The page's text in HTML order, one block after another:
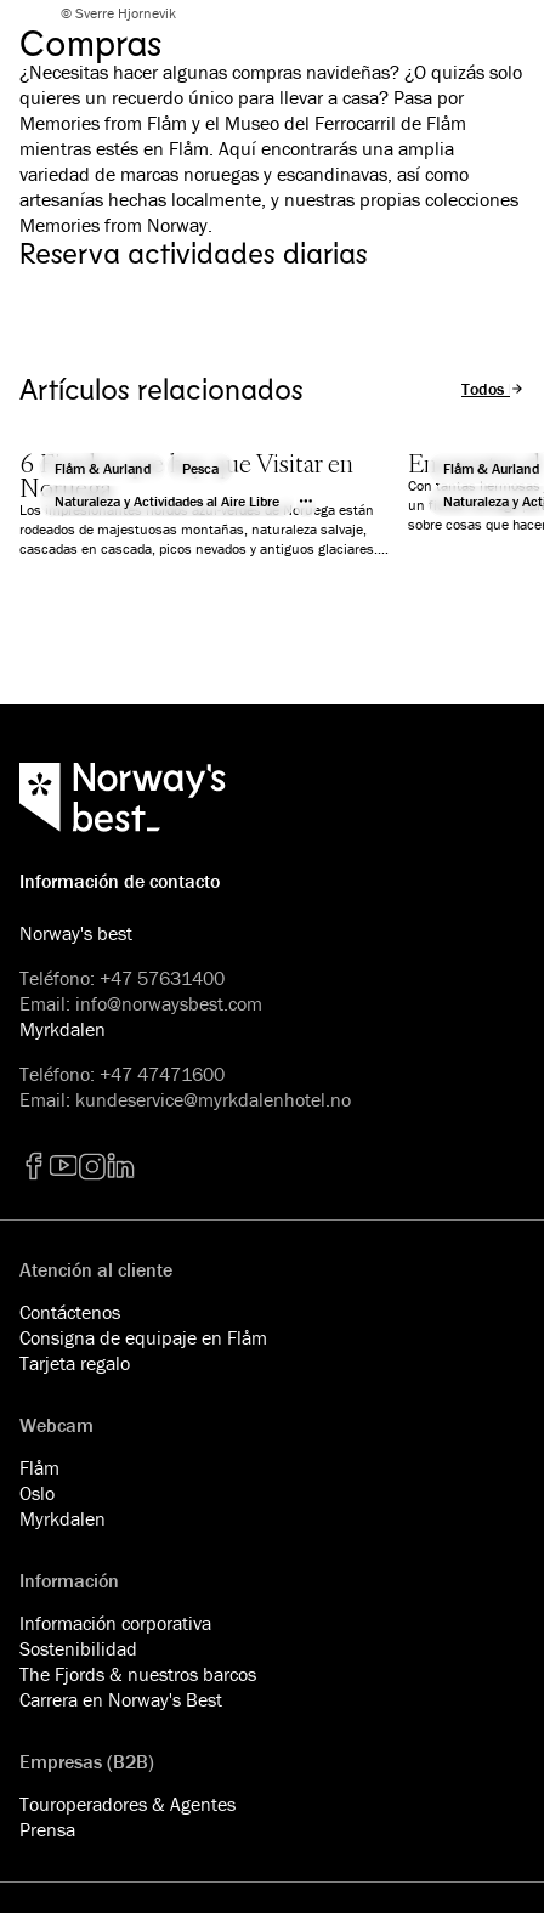
© Sverre Hjornevik
Compras
¿Necesitas hacer algunas compras navideñas? ¿O quizás solo
quieres un recuerdo único para llevar a casa? Pasa por
Memories from Flåm y el Museo del Ferrocarril de Flåm
mientras estés en Flåm. Aquí encontrarás una amplia
variedad de marcas noruegas y escandinavas, así como
artesanías hechas localmente, y nuestras propias colecciones
Memories from Norway.
Reserva actividades diarias
Flåm & Aurland
El tren de Flåm – ida y vuelta
¡Únete a nosotros en un viaje por el salvaje valle
Flåm & Aurland
Artículos relacionados Todos los
Flåm & Aurland
Pesca
Naturaleza y Actividades al Aire Libre
6 Fiordos que hay que Visitar en
Noruega
Los impresionantes fiordos azul-verdes de Noruega están
rodeados de majestuosas montañas, naturaleza salvaje,
cascadas en cascada, picos nevados y antiguos glaciares.
Flåm & Aurland
Naturaleza y
Encuentra
Con tantas
un fiordo noruego
sobre cosas que
Información de contacto
Norway's best
Teléfono: +47 57631400
Email: info@norwaysbest.com
Myrkdalen
Teléfono: +47 47471600
Email: kundeservice@myrkdalenhotel.no
Atención al cliente
Contáctenos
Consigna de equipaje en Flåm
Tarjeta regalo
Webcam
Flåm
Oslo
Myrkdalen
Información
Información corporativa
Sostenibilidad
The Fjords & nuestros barcos
Carrera en Norway's Best
Empresas (B2B)
Touroperadores & Agentes
Prensa